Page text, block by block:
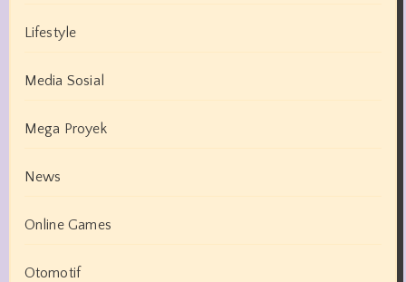
Lifestyle
Media Sosial
Mega Proyek
News
Online Games
Otomotif